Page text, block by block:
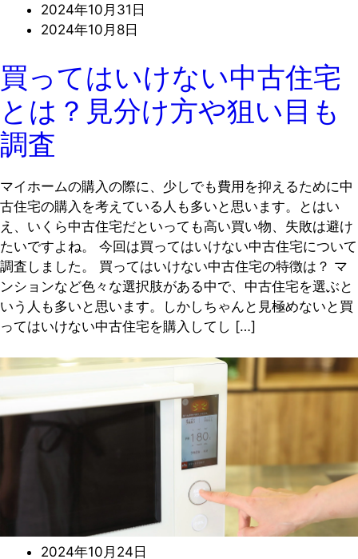
2024年10月31日
2024年10月8日
買ってはいけない中古住宅
とは？見分け方や狙い目も
調査
マイホームの購入の際に、少しでも費用を抑えるために中
古住宅の購入を考えている人も多いと思います。とはい
え、いくら中古住宅だといっても高い買い物、失敗は避け
たいですよね。 今回は買ってはいけない中古住宅について
調査しました。 買ってはいけない中古住宅の特徴は？ マ
ンションなど色々な選択肢がある中で、中古住宅を選ぶと
いう人も多いと思います。しかしちゃんと見極めないと買
ってはいけない中古住宅を購入してし […]
2024年10月24日